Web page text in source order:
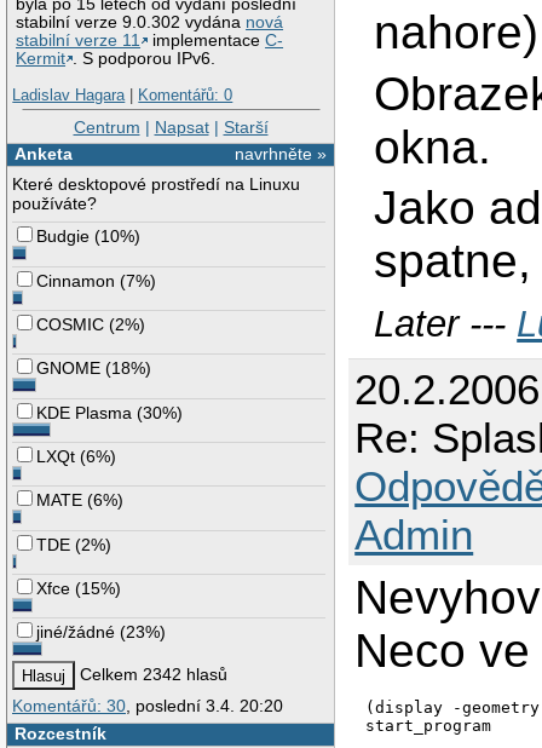
byla po 15 letech od vydání poslední
stabilní verze 9.0.302 vydána nová
stabilní verze 11
implementaceC-
Kermit . S podporou IPv6.
Ladislav Hagara| Komentářů: 0
Centrum | Napsat| Starší
navrhněte »
Anketa
Které desktopové prostředí na Linuxu
používáte?
Budgie (10%)
Cinnamon (7%)
COSMIC (2%)
GNOME (18%)
KDE Plasma (30%)
LXQt (6%)
MATE (6%)
TDE (2%)
Xfce (15%)
jiné/žádné (23%)
Celkem 2342 hlasů
Komentářů: 30 , poslední 3.4. 20:20
Rozcestník
okna.
Jako
Later ---
Re:
Admin
Neco
(display -